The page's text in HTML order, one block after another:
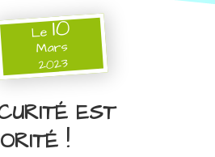
Le10
Mars
2023
EST
!